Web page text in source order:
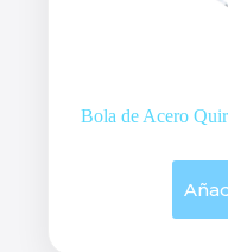
Bola de Acero